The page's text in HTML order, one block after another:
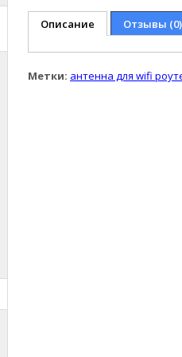
Описание Отзывы (0)
Метки: антенна для wifi